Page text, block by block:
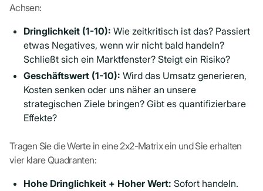
Achsen:
Dringlichkeit (1-10): Wie zeitkritisch ist das? Passiert
etwas Negatives, wenn wir nicht bald handeln?
Schließt sich ein Marktfenster? Steigt ein Risiko?
Geschäftswert (1-10): Wird das Umsatz generieren,
Kosten senken oder uns näher an unsere
strategischen Ziele bringen? Gibt es quantifizierbare
Effekte?
Tragen Sie die Werte in eine 2x2-Matrix ein und Sie erhalten
vier klare Quadranten:
Hohe Dringlichkeit + Hoher Wert: Sofort handeln.